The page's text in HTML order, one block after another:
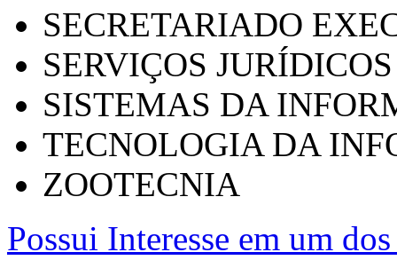
SECRETARIADO
SERVIÇOS
SISTEMAS DA
TECNOLOGIA DA
ZOOTECNIA
Possui Interesse em um